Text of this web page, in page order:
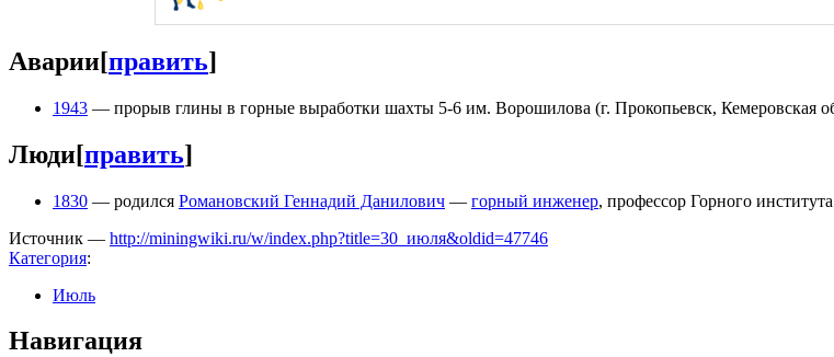
Аварии[править]
1943 — прорыв глины в горные выработки шахты 5-6 им. Ворошилова (г. Прокопьевск, Кемеровская
Люди[править]
1830 — родился Романовский Геннадий Данилович — горный инженер, профессор Горного
Источник — http://miningwiki.ru/w/index.php?title=30_июля&oldid=47746
Категория:
Июль
Навигация